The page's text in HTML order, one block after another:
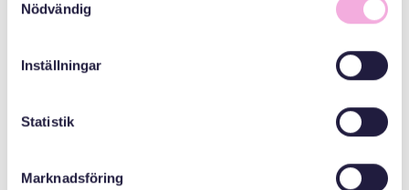
Nödvändig
Inställningar
Statistik
Marknadsföring